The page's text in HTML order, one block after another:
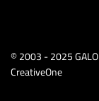
© 2003 - 2025
CreativeOne